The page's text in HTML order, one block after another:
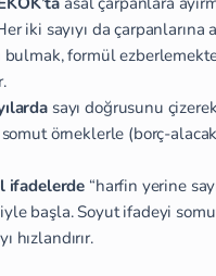
iki sayıyı da çarpanlarına
bulmak, formül
sayı doğrusunu
somut örneklerle (borç-
ifadelerde “harfin yerine
başla. Soyut ifadeyi
hızlandırır.